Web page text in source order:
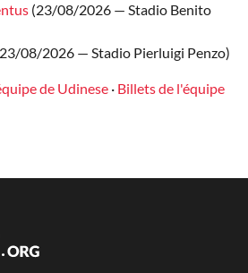
(23/08/2026 — Stadio Benito
08/2026 — Stadio Pierluigi Penzo)
de Udinese · Billets de l'équipe